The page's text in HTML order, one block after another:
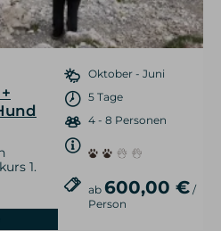
1.
Oktober - Juni
5 Tage
4 - 8 Personen
ab 600,00 €/
Person